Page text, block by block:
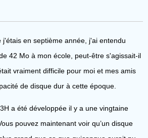
j'étais en septième année, j'ai entendu
42 Mo à mon école, peut-être s'agissait-il
vraiment difficile pour moi et mes amis
de disque dur à cette époque.
a été développée il y a une vingtaine
pouvez maintenant voir qu’un disque